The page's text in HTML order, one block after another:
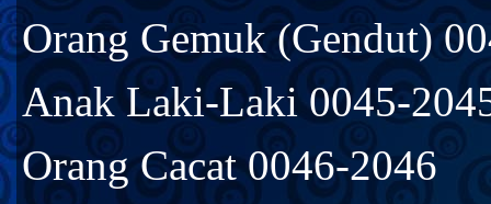
Orang Gemuk (Gendut)
Anak Laki-Laki 0045-
Orang Cacat 0046-2046